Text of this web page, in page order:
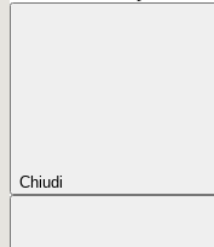
Chiudi